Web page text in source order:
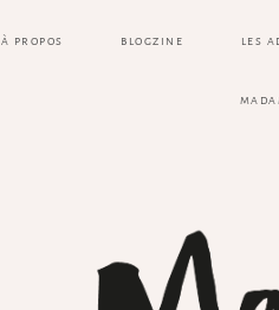
À PROPOS BLOGZINE LES